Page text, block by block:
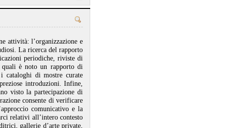
attività: l’organizzazione e
La ricerca del rapporto
periodiche, riviste di
è noto un rapporto di
cataloghi di mostre curate
introduzioni. Infine,
visto la partecipazione di
consente di verificare
comunicativo e la
relativi all’intero contesto
gallerie d’arte private,